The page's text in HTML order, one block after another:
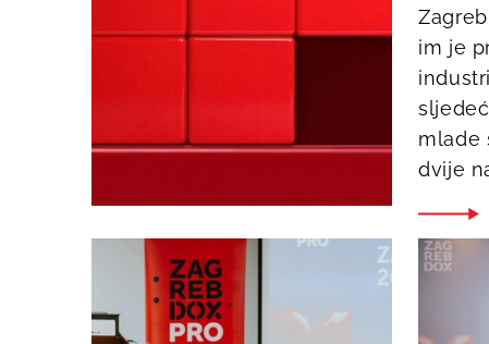
im je
mlade
dvije